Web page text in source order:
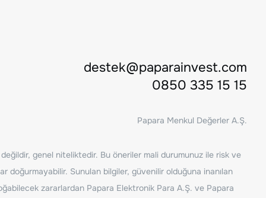
destek@paparainvest.com
0850 335 15 15
Papara Menkul Değerler A.Ş.
değildir, genel niteliktedir. Bu öneriler mali durumunuz ile risk ve
doğurmayabilir. Sunulan bilgiler, güvenilir olduğuna inanılan
zararlardan Papara Elektronik Para A.Ş. ve Papara